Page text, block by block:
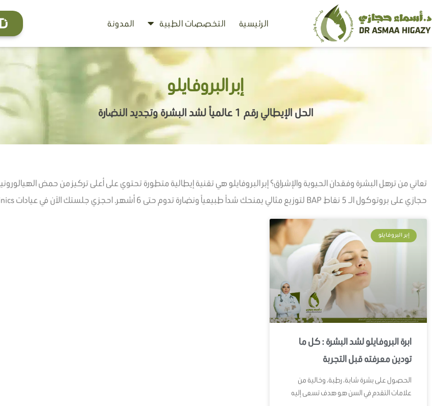
تخطي
إلى
الرئيسية التخصصات الطبية المدونة
إبر البروفايلو
الحل الإيطالي رقم 1 عالمياً لشد البشرة وتجديد النضارة
حجازي على بروتوكول الـ 5 نقاط BAP لتوزيع مثالي يمنحك شداً طبيعياً ونضارة تدوم حتى 6 أشهر. احجزي جلستك الآن في عيادات Bio So Clinics بجدة أو عيادات نفرتيتي بسوهاج.
إبر البروفايلو
ابرة البروفايلو لشد البشرة : كل ما
تودين معرفته قبل التجربة
الحصول على بشرة شابة، رطبة، وخالية من
علامات التقدم في السن هو هدف تسعى إليه